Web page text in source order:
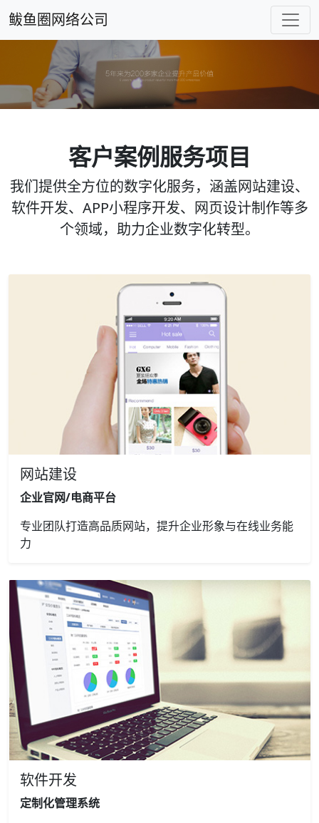
鲅鱼圈网络公司
客户案例服务项目
我们提供全方位的数字化服务，涵盖网站建设、
软件开发、APP小程序开发、网页设计制作等多
个领域，助力企业数字化转型。
网站建设
企业官网/电商平台
专业团队打造高品质网站，提升企业形象与在线业务能
力
软件开发
定制化管理系统